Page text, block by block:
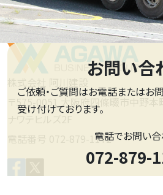
お問い合
ご依頼・ご質問はお電話またはお
受け付けております。
電話でお問い
072-879-
〒575-0051 大阪府四條畷市中野本
電話番号 072-879-1172